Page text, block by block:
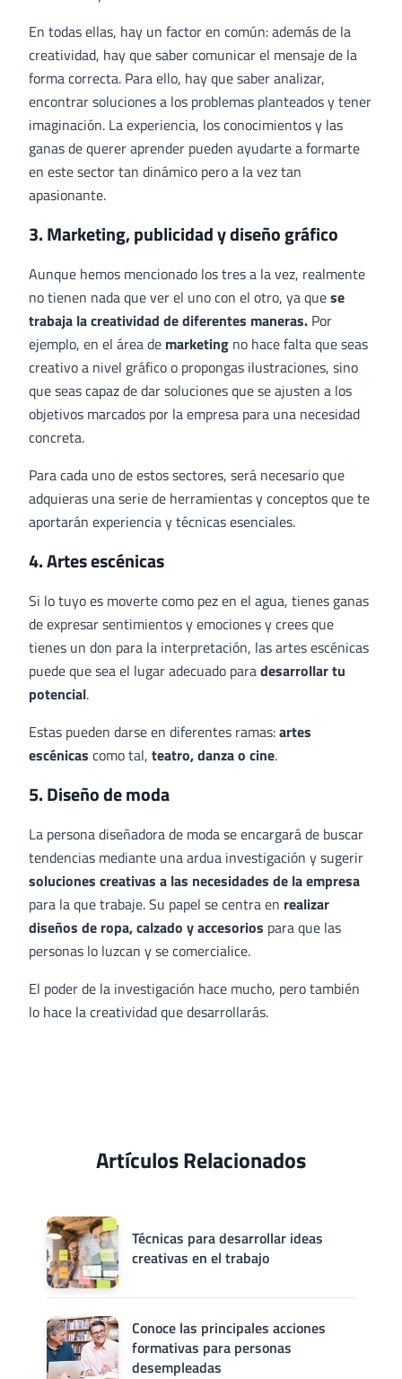
En todas ellas, hay un factor en común: además de la
creatividad, hay que saber comunicar el mensaje de la
forma correcta. Para ello, hay que saber analizar,
encontrar soluciones a los problemas planteados y tener
imaginación. La experiencia, los conocimientos y las
ganas de querer aprender pueden ayudarte a formarte
en este sector tan dinámico pero a la vez tan
apasionante.
3. Marketing, publicidad y diseño gráfico
Aunque hemos mencionado los tres a la vez, realmente
no tienen nada que ver el uno con el otro, ya quese
trabaja la creatividad de diferentes maneras. Por
ejemplo, en el área de marketing no hace falta que seas
creativo a nivel gráfico o propongas ilustraciones, sino
que seas capaz de dar soluciones que se ajusten a los
objetivos marcados por la empresa para una necesidad
concreta.
Para cada uno de estos sectores, será necesario que
adquieras una serie de herramientas y conceptos que te
aportarán experiencia y técnicas esenciales.
4. Artes escénicas
Si lo tuyo es moverte como pez en el agua, tienes ganas
de expresar sentimientos y emociones y crees que
tienes un don para la interpretación, las artes escénicas
puede que sea el lugar adecuado paradesarrollar tu
potencial.
Estas pueden darse en diferentes ramas:artes
escénicas como tal, teatro, danza o cine.
5. Diseño de moda
La persona diseñadora de moda se encargará de buscar
tendencias mediante una ardua investigación y sugerir
soluciones creativas a las necesidades de la empresa
para la que trabaje. Su papel se centra en realizar
diseños de ropa, calzado y accesorios para que las
personas lo luzcan y se comercialice.
El poder de la investigación hace mucho, pero también
lo hace la creatividad que desarrollarás.
Artículos Relacionados
Técnicas para desarrollar ideas
creativas en el trabajo
Conoce las principales acciones
formativas para personas
desempleadas